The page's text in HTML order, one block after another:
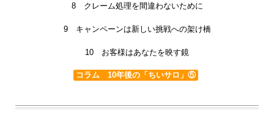
8 クレーム処理を間違わないために
9 キャンペーンは新しい挑戦への架け橋
10 お客様はあなたを映す鏡
コラム 10年後の「ちいサロ」⑤